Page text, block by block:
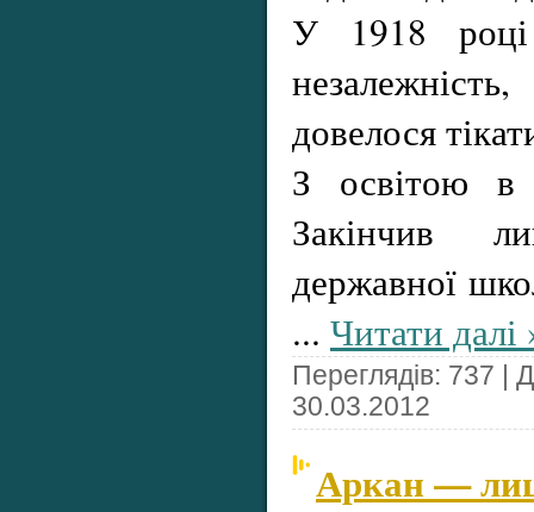
У 1918 році
довелося
З освітою в
Закінчив
державної
... Читати далі
Переглядів: 737 |
30.03.2012
Аркан —